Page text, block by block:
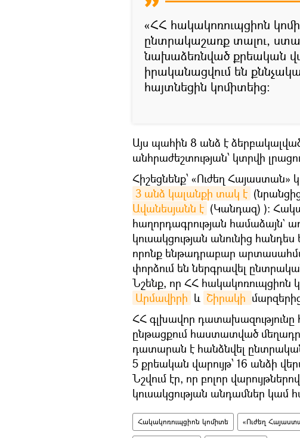
«ՀՀ հակակոռուպցիոն
ընտրակաշառք տալու,
նախաձեռնված քրեական
իրականացվում են
հայտնեցին կոմիտեից։
Այս պահին 8 անձ է
անհրաժեշտության՝ կտրվի
Հիշեցնենք՝ «Ուժեղ Հայաստան»
3 անձ կալանքի տակ է
Ավանեսյանն է (Կանդազ) ):
հաղորդագրության համաձայն`
կուսակցության անունից
որոնք ենթադրաբար
փորձում են ներգրավել
Նշենք, որ ՀՀ հակակոռուպցիոն
Արմավիրի և Շիրակի
ՀՀ գլխավոր դատախազությունը
ընթացքում հաստատված
դատարան է հանձնվել ընտրական
5 քրեական վարույթ՝ 16 անձի
Նշվում էր, որ բոլոր
կուսակցության անդամներ կամ
Հակակոռուպցիոն կոմիտե «Ուժեղ